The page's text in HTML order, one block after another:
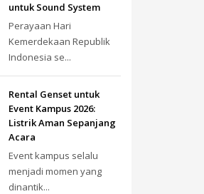
untuk Sound System
Perayaan Hari
Kemerdekaan Republik
Indonesia se...
Rental Genset untuk
Event Kampus 2026:
Listrik Aman Sepanjang
Acara
Event kampus selalu
menjadi momen yang
dinantik...